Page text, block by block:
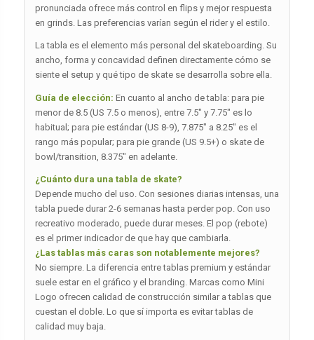
pronunciada ofrece más control en flips y mejor respuesta
en grinds. Las preferencias varían según el rider y el estilo.
La tabla es el elemento más personal del skateboarding. Su
ancho, forma y concavidad definen directamente cómo se
siente el setup y qué tipo de skate se desarrolla sobre ella.
Guía de elección: En cuanto al ancho de tabla: para pie
menor de 8.5 (US 7.5 o menos), entre 7.5″ y 7.75″ es lo
habitual; para pie estándar (US 8-9), 7.875″ a 8.25″ es el
rango más popular; para pie grande (US 9.5+) o skate de
bowl/transition, 8.375″ en adelante.
¿Cuánto dura una tabla de skate?
Depende mucho del uso. Con sesiones diarias intensas, una
tabla puede durar 2-6 semanas hasta perder pop. Con uso
recreativo moderado, puede durar meses. El pop (rebote)
es el primer indicador de que hay que cambiarla.
¿Las tablas más caras son notablemente mejores?
No siempre. La diferencia entre tablas premium y estándar
suele estar en el gráfico y el branding. Marcas como Mini
Logo ofrecen calidad de construcción similar a tablas que
cuestan el doble. Lo que sí importa es evitar tablas de
calidad muy baja.